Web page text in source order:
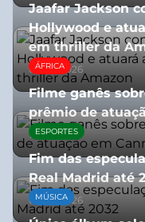
Jaafar Jackson
Hollywood e
em thriller da
06/08/2026
ÁFRICA
Filme ganês
prêmio de
13/07/2026
ESPORTES
Fim das
Real Madrid até
06/08/2026
MÚSICA